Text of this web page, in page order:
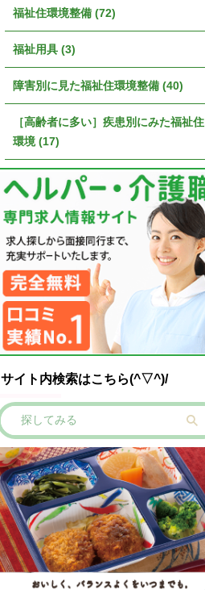
福祉住環境整備 (72)
福祉用具 (3)
障害別に見た福祉住環境整備 (40)
［高齢者に多い］疾患別にみた福祉住
環境 (17)
サイト内検索はこちら(^▽^)/